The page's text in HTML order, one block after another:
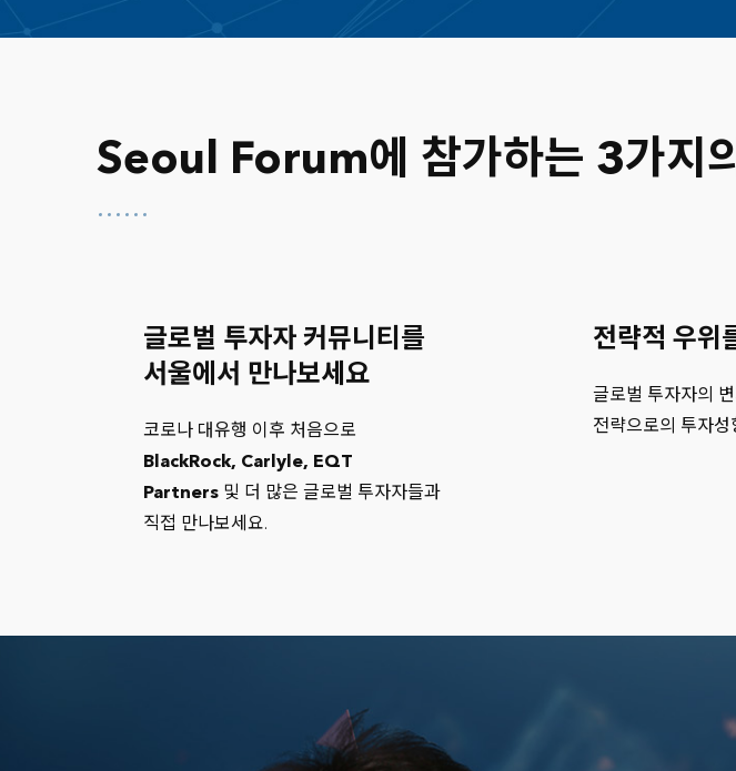
Seoul Forum에 참가하는 3가지
글로벌 투자자 커뮤니티를
서울에서 만나보세요
코로나 대유행 이후 처음으로
BlackRock, Carlyle, EQT
Partners 및 더 많은 글로벌 투자자들과
직접 만나보세요.
전략적 우위
글로벌 투자자의
전략으로의 투자성